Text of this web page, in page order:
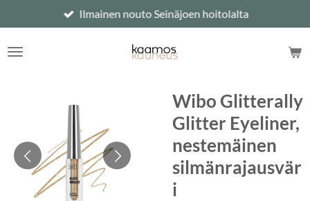
pääsisältöön
Ilmainen nouto Seinäjoen hoitolalta
Wibo Glitterally
Glitter Eyeliner,
nestemäinen
silmänrajausvär
i